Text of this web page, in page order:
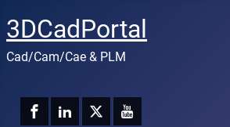
3DCadPortal
Cad/Cam/Cae & PLM